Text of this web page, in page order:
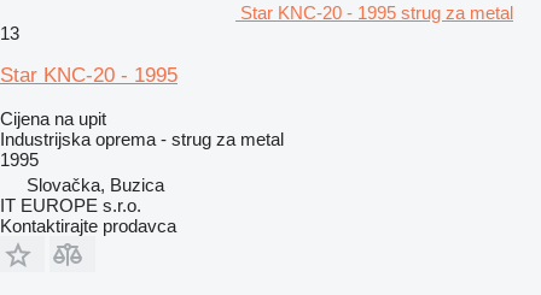
Star KNC-20 - 1995 strug za metal
13
Star KNC-20 - 1995
Cijena na upit
Industrijska oprema - strug za metal
1995
Slovačka, Buzica
IT EUROPE s.r.o.
Kontaktirajte prodavca